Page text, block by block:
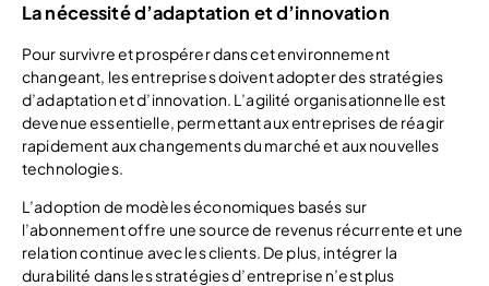
La nécessité d’adaptation et d’innovation
Pour survivre et prospérer dans cet environnement
changeant, les entreprises doivent adopter des stratégies
d’adaptation et d’innovation. L’agilité organisationnelle est
devenue essentielle, permettant aux entreprises de réagir
rapidement aux changements du marché et aux nouvelles
technologies.
L’adoption de modèles économiques basés sur
l’abonnement offre une source de revenus récurrente et une
relation continue avec les clients. De plus, intégrer la
durabilité dans les stratégies d’entreprise n’est plus